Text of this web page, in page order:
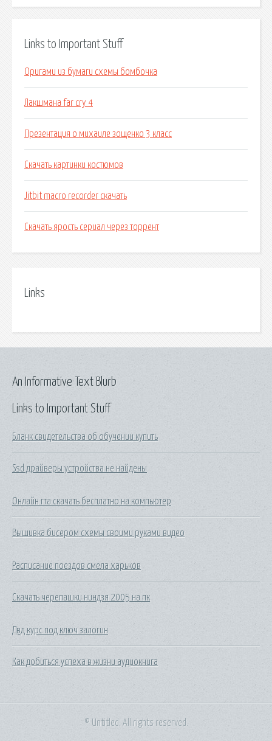
Links to Important Stuff
Оригами из бумаги схемы бомбочка
Лакшмана far cry 4
Презентация о михаиле зощенко 3 класс
Скачать картинки костюмов
Jitbit macro recorder скачать
Скачать ярость сериал через торрент
Links
Links to Important Stuff
Бланк свидетельства об обучении купить
Ssd драйверы устройства не найдены
Онлайн гта скачать бесплатно на компьютер
Вышивка бисером схемы своими руками видео
Расписание поездов смела харьков
Скачать черепашки ниндзя 2005 на пк
Двд курс под ключ залогин
Как добиться успеха в жизни аудиокнига
An Informative Text Blurb
© Untitled. All rights reserved.